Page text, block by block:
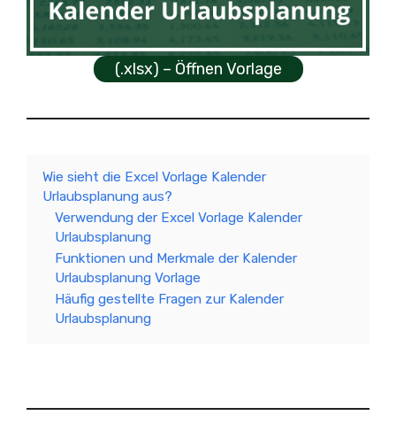
(.xlsx) – Öffnen Vorlage
Wie sieht die Excel Vorlage Kalender
Urlaubsplanung aus?
Verwendung der Excel Vorlage Kalender
Urlaubsplanung
Funktionen und Merkmale der Kalender
Urlaubsplanung Vorlage
Häufig gestellte Fragen zur Kalender
Urlaubsplanung